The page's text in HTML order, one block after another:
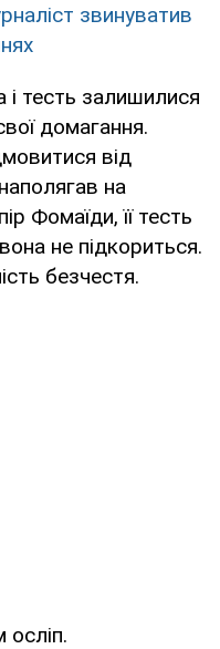
звинуватив
тесть залишилися
домагання.
від
на
Фомаїди, її тесть
не підкориться.
безчестя.
осліп.